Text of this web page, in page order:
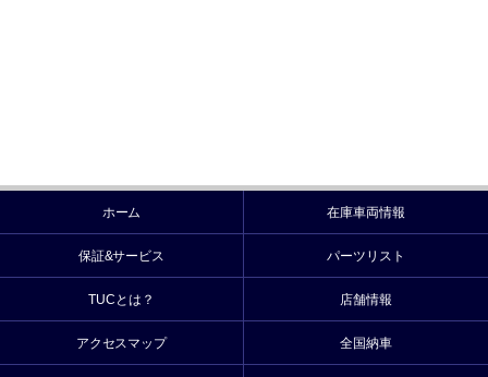
ホーム 在庫車両情報
保証&サービス パーツリスト
TUCとは？ 店舗情報
アクセスマップ 全国納車